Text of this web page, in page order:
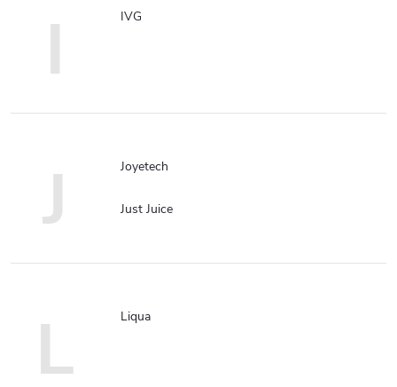
I IVG
J Joyetech
Just Juice
L Liqua